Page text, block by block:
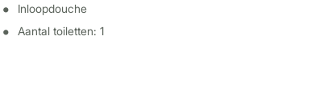
Inloopdouche
Aantal toiletten: 1